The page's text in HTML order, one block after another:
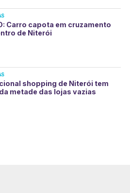
Carro capota em cruzamento
de Niterói
shopping de Niterói tem
metade das lojas vazias